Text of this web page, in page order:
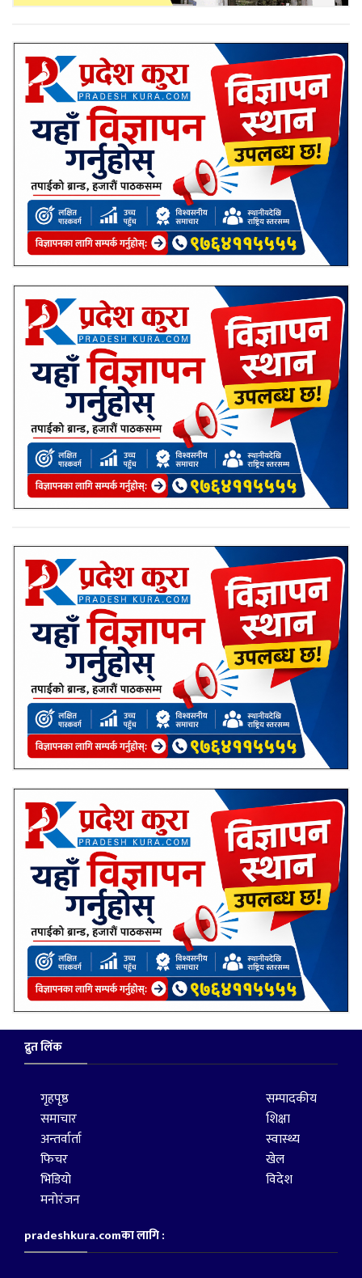
द्रुत लिंक
गृहपृष्ठ
समाचार
अन्तर्वार्ता
फिचर
भिडियो
मनोरंजन
सम्पादकीय
शिक्षा
स्वास्थ्य
खेल
विदेश
pradeshkura.comका लागि :